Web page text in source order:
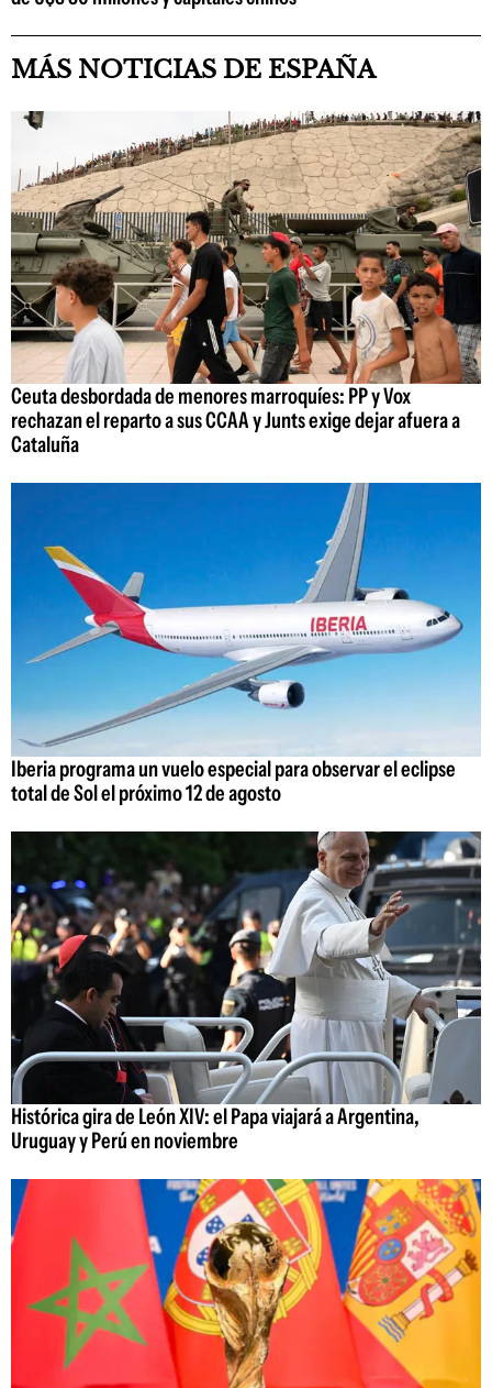
MÁS NOTICIAS DE ESPAÑA
Ceuta desbordada de menores marroquíes: PP y Vox
rechazan el reparto a sus CCAA y Junts exige dejar afuera a
Cataluña
Iberia programa un vuelo especial para observar el eclipse
total de Sol el próximo 12 de agosto
Histórica gira de León XIV: el Papa viajará a Argentina,
Uruguay y Perú en noviembre